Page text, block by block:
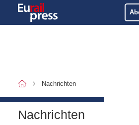
Nachrichten
Nachrichten